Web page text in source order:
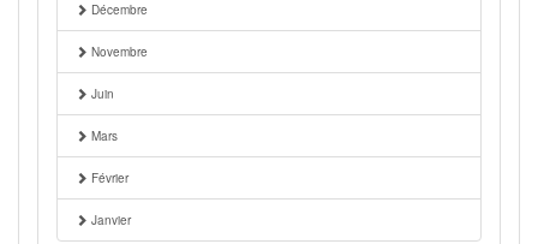
Décembre
Novembre
Juin
Mars
Février
Janvier